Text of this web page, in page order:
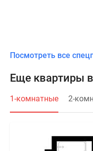
Посмотреть все
Еще квартиры
1-комнатные 2-